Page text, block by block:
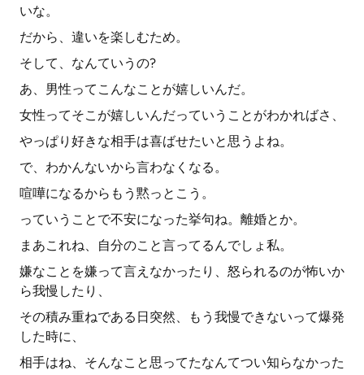
いな。
だから、違いを楽しむため。
そして、なんていうの?
あ、男性ってこんなことが嬉しいんだ。
女性ってそこが嬉しいんだっていうことがわかればさ、
やっぱり好きな相手は喜ばせたいと思うよね。
で、わかんないから言わなくなる。
喧嘩になるからもう黙っとこう。
っていうことで不安になった挙句ね。離婚とか。
まあこれね、自分のこと言ってるんでしょ私。
嫌なことを嫌って言えなかったり、怒られるのが怖いか
ら我慢したり、
その積み重ねである日突然、もう我慢できないって爆発
した時に、
相手はね、そんなこと思ってたなんてつい知らなかった